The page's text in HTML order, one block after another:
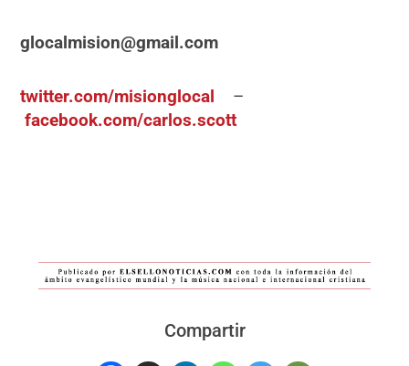
glocalmision@gmail.com
twitter.com/misionglocal –
facebook.com/carlos.scott
Compartir